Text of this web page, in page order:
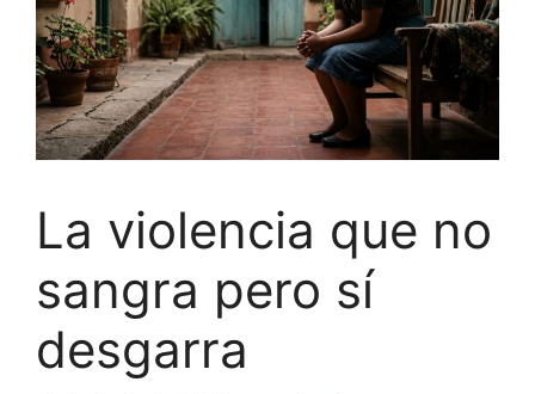
La violencia que no
sangra pero sí
desgarra